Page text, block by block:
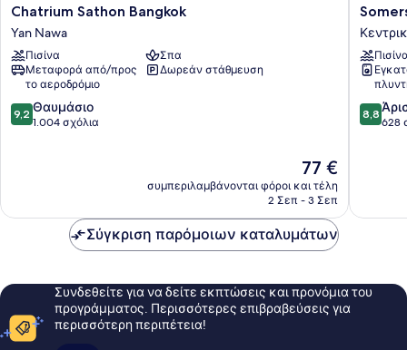
Chatrium
Sathon
Bangkok
Yan
Nawa
Chatrium Sathon Bangkok
Yan Nawa
Πισίνα
Σπα
Μεταφορά από/προς
το αεροδρόμιο
Δωρεάν στάθμευση
9.2
στα
9,2 Θαυμάσιο
1.004 σχόλια
Η
τιμή
είναι
77 €
συμπεριλαμβάνονται φόροι και τέλη
2 Σεπ - 3 Σεπ
Park
Suanplu
Περιοχή
της
8.8
στα
8,8
628
Σύγκριση παρόμοιων καταλυμάτων
Συνδεθείτε για να δείτε εκπτώσεις και προνόμια του
προγράμματος. Περισσότερες επιβραβεύσεις για
περισσότερη περιπέτεια!